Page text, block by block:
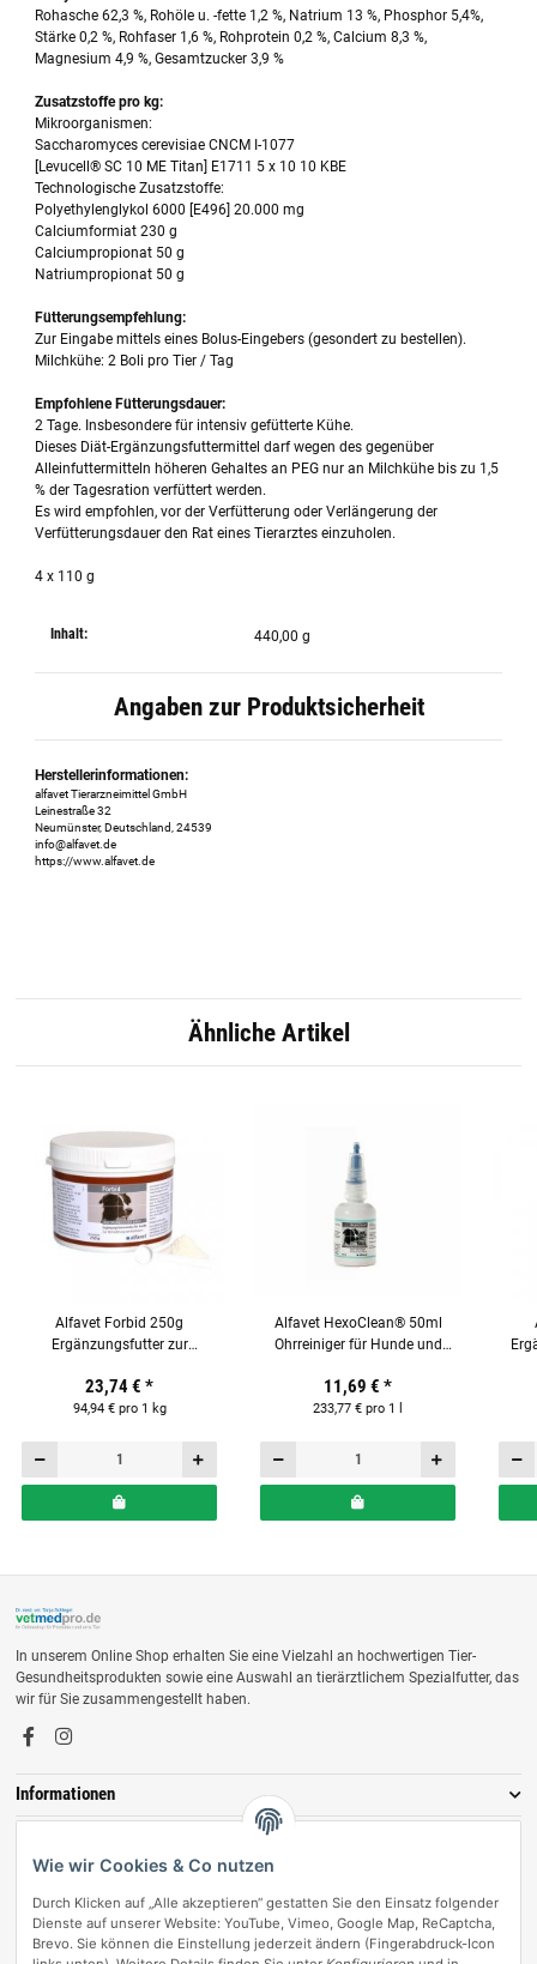
Rohasche 62,3 %, Rohöle u. -fette 1,2 %, Natrium 13 %, Phosphor 5,4%,
Stärke 0,2 %, Rohfaser 1,6 %, Rohprotein 0,2 %, Calcium 8,3 %,
Magnesium 4,9 %, Gesamtzucker 3,9 %
Zusatzstoffe pro kg:
Mikroorganismen:
Saccharomyces cerevisiae CNCM I-1077
[Levucell® SC 10 ME Titan] E1711 5 x 10 10 KBE
Technologische Zusatzstoffe:
Polyethylenglykol 6000 [E496] 20.000 mg
Calciumformiat 230 g
Calciumpropionat 50 g
Natriumpropionat 50 g
Fütterungsempfehlung:
Zur Eingabe mittels eines Bolus-Eingebers (gesondert zu bestellen).
Milchkühe: 2 Boli pro Tier / Tag
Empfohlene Fütterungsdauer:
2 Tage. Insbesondere für intensiv gefütterte Kühe.
Dieses Diät-Ergänzungsfuttermittel darf wegen des gegenüber
Alleinfuttermitteln höheren Gehaltes an PEG nur an Milchkühe bis zu 1,5
% der Tagesration verfüttert werden.
Es wird empfohlen, vor der Verfütterung oder Verlängerung der
Verfütterungsdauer den Rat eines Tierarztes einzuholen.
4 x 110 g
Inhalt: 440,00 g
Angaben zur Produktsicherheit
Herstellerinformationen:
alfavet Tierarzneimittel GmbH
Leinestraße 32
Neumünster, Deutschland, 24539
info@alfavet.de
https://www.alfavet.de
Ähnliche Artikel
Alfavet Forbid 250g
Ergänzungsfutter zur
bei Hunden
23,74 € *
94,94 € pro 1 kg
Alfavet HexoClean® 50ml
Ohrreiniger für Hunde und
11,69 € *
233,77 € pro 1 l
In unserem Online Shop erhalten Sie eine Vielzahl an hochwertigen Tier-
Gesundheitsprodukten sowie eine Auswahl an tierärztlichem Spezialfutter, das
wir für Sie zusammengestellt haben.
Informationen
Wie wir Cookies & Co nutzen
Durch Klicken auf „Alle akzeptieren“ gestatten Sie den Einsatz folgender
Dienste auf unserer Website: YouTube, Vimeo, Google Map, ReCaptcha,
Brevo. Sie können die Einstellung jederzeit ändern (Fingerabdruck-Icon